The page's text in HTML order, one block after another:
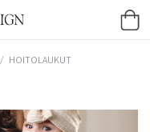
/ HOITOLAUKUT